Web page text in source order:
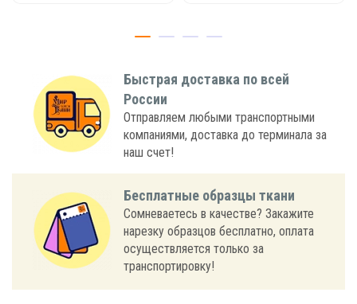
Быстрая доставка по всей
России
Отправляем любыми транспортными
компаниями, доставка до терминала за
наш счет!
Бесплатные образцы ткани
Сомневаетесь в качестве? Закажите
нарезку образцов бесплатно, оплата
осуществляется только за
транспортировку!